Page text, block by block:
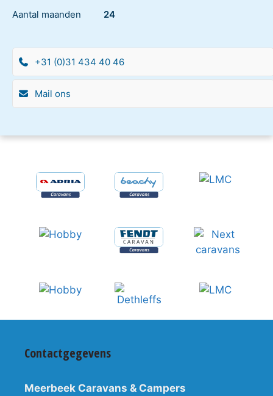
Aantal maanden
24
+31 (0)31 434 40 46
Mail ons
Contactgegevens
Meerbeek Caravans & Campers